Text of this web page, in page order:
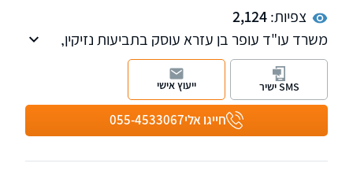
צפיות:2,124
משרד עו"ד עופר בן עזרא עוסק בתביעות נזיקין,
תאונות דרכים לרבות ובפרט אופנועים, וביטוח כולל
ביטוח לאומי וועדות רפואיות, נזקי גוף ורכוש
בתאונות דרכים, תאונות עבודה, פציעות במרחב
הציבורי ועוד, ליטיגציה ושירותי נוטריון וייפוי כוח
מתמשך. בנוסף, במשרדנו עו"ד בתחום דיני
חייגו אלי055-4533067
SMS ישיר ייעוץ אישי